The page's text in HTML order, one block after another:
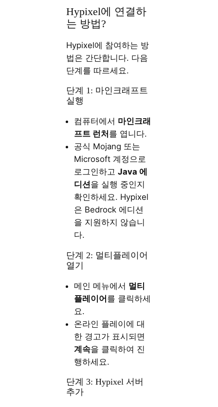
Hypixel에 연결하
는 방법?
Hypixel에 참여하는 방
법은 간단합니다. 다음
단계를 따르세요.
단계 1: 마인크래프트
실행
컴퓨터에서 마인크래
프트 런처 를 엽니다.
공식 Mojang 또는
Microsoft 계정으로
로그인하고Java 에
디션을 실행 중인지
확인하세요. Hypixel
은 Bedrock 에디션
을 지원하지 않습니
다.
단계 2: 멀티플레이어
열기
메인 메뉴에서 멀티
플레이어 를 클릭하세
요.
온라인 플레이에 대
한 경고가 표시되면
계속을 클릭하여 진
행하세요.
단계 3: Hypixel 서버
추가